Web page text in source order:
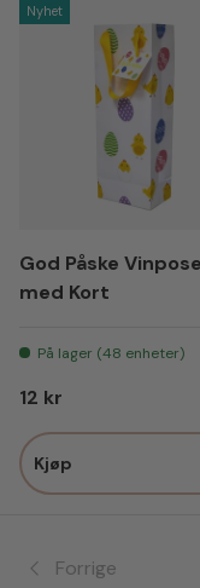
Nyhet
God Påske Vinpose
med Kort
På lager (48 enheter)
Vanlig pris
12 kr
Kjøp
Forrige